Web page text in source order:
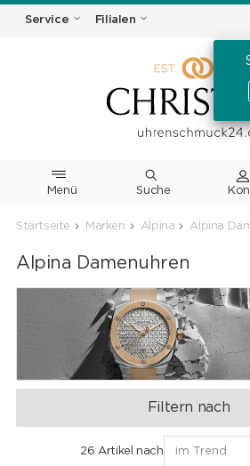
Service Filialen
Menü Suche
Startseite Marken Alpina Alpina
Alpina Damenuhren
Filtern nach
26 Artikel nach